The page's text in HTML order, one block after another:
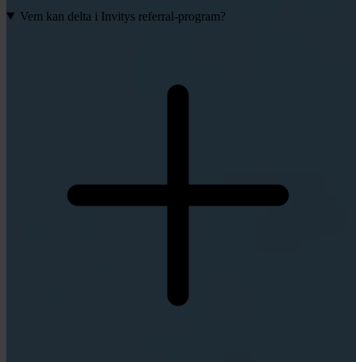
Vem kan delta i Invitys referral-program?